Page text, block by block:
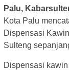
Palu,
Kota Palu
Dispensasi
Sulteng
Dispensasi